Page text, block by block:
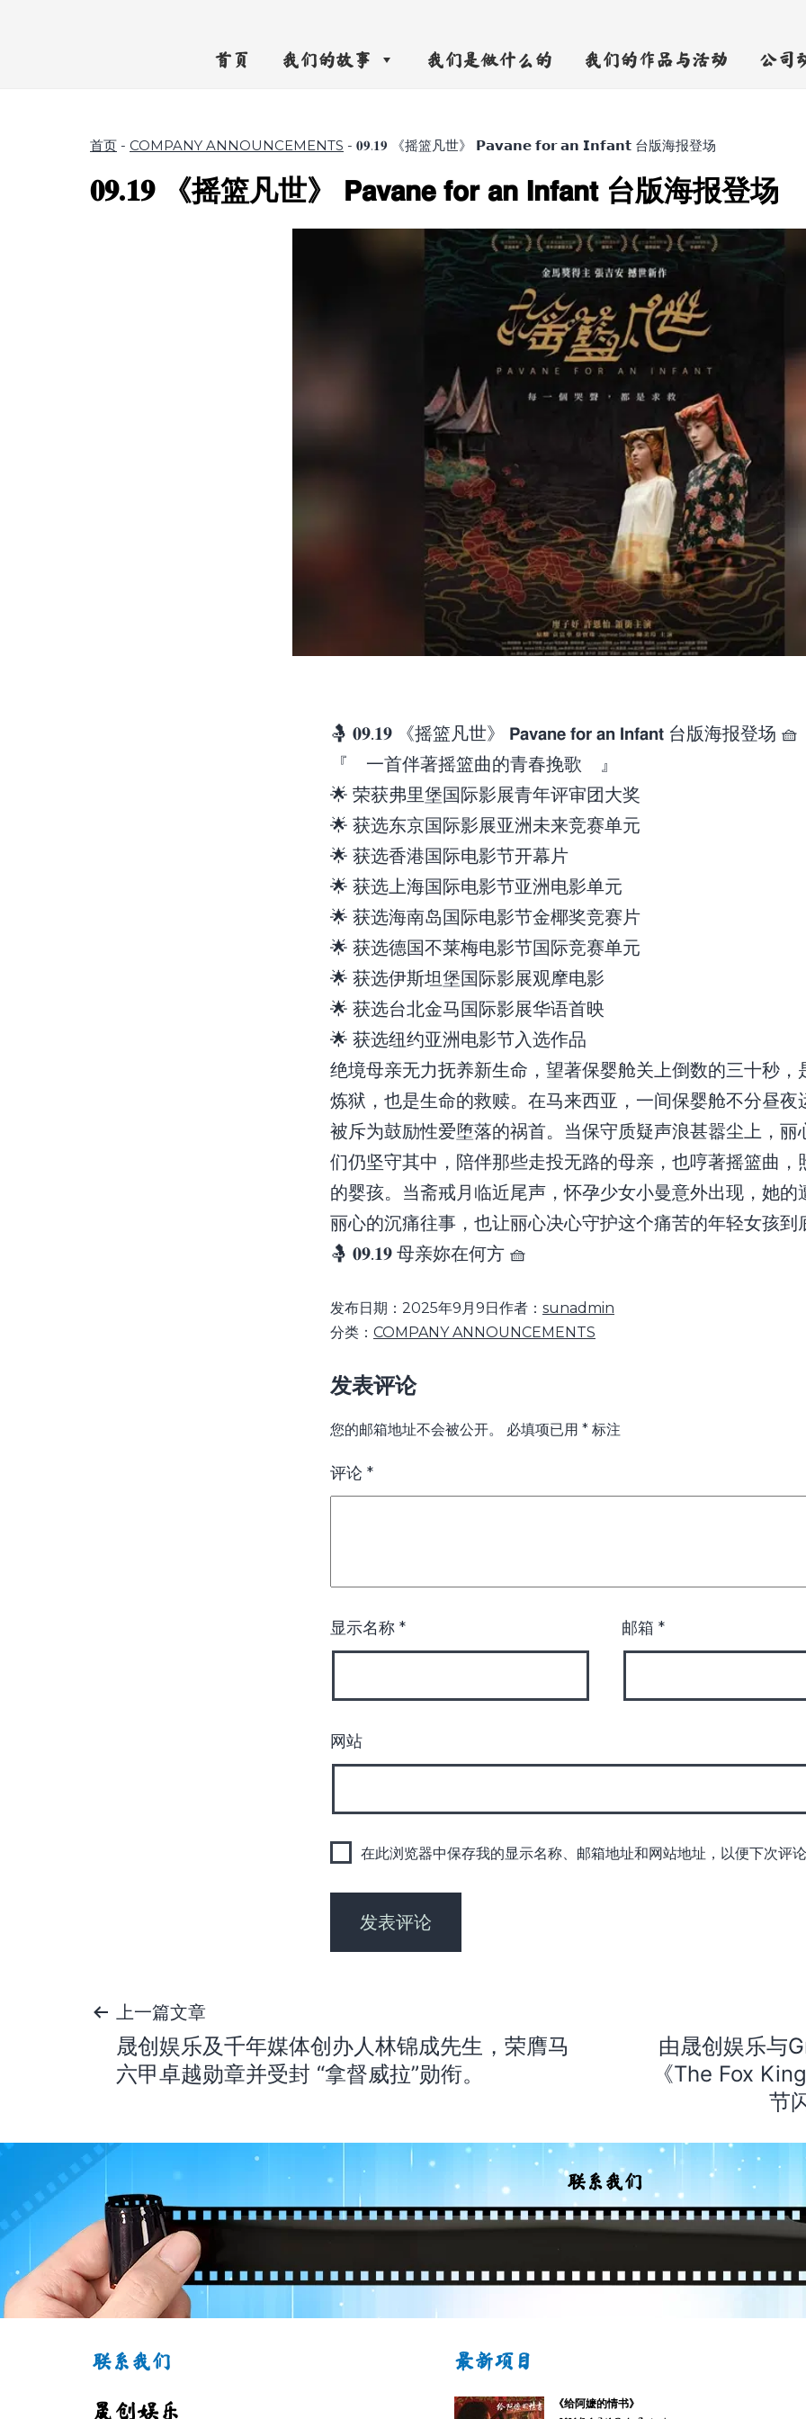
首页 我们的故事 我们是做什么的 我们的作品与活动 公司
首页 - COMPANY ANNOUNCEMENTS - 𝟎𝟗.𝟏𝟗 《摇篮凡世》 𝗣𝗮𝘃𝗮𝗻𝗲 𝗳𝗼𝗿 𝗮𝗻 𝗜𝗻𝗳𝗮𝗻𝘁 台版海报登场
𝟎𝟗.𝟏𝟗 《摇篮凡世》 𝗣𝗮𝘃𝗮𝗻𝗲 𝗳𝗼𝗿 𝗮𝗻 𝗜𝗻𝗳𝗮𝗻𝘁 台版海报登场
🤱 𝟎𝟗.𝟏𝟗 《摇篮凡世》 𝗣𝗮𝘃𝗮𝗻𝗲 𝗳𝗼𝗿 𝗮𝗻 𝗜𝗻𝗳𝗮𝗻𝘁 台版海报登场 🧺
『 一首伴著摇篮曲的青春挽歌 』
🌟 荣获弗里堡国际影展青年评审团大奖
🌟 获选东京国际影展亚洲未来竞赛单元
🌟 获选香港国际电影节开幕片
🌟 获选上海国际电影节亚洲电影单元
🌟 获选海南岛国际电影节金椰奖竞赛片
🌟 获选德国不莱梅电影节国际竞赛单元
🌟 获选伊斯坦堡国际影展观摩电影
🌟 获选台北金马国际影展华语首映
🌟 获选纽约亚洲电影节入选作品
绝境母亲无力抚养新生命，望著保婴舱关上倒数的三十秒，
炼狱，也是生命的救赎。在马来西亚，一间保婴舱不分昼夜
被斥为鼓励性爱堕落的祸首。当保守质疑声浪甚嚣尘上，丽
们仍坚守其中，陪伴那些走投无路的母亲，也哼著摇篮曲，
的婴孩。当斋戒月临近尾声，怀孕少女小曼意外出现，她的
丽心的沉痛往事，也让丽心决心守护这个痛苦的年轻女孩到
🤱 𝟎𝟗.𝟏𝟗 母亲妳在何方 🧺
发布日期： 2025年9月9日作者： sunadmin
分类： COMPANY ANNOUNCEMENTS
发表评论
您的邮箱地址不会被公开。 必填项已用 * 标注
评论 *
显示名称 * 邮箱 *
网站
在此浏览器中保存我的显示名称、邮箱地址和网站地址，以便下次评
文
章
导
航
上一篇文章
晟创娱乐及千年媒体创办人林锦成先生，荣膺马
六甲卓越勋章并受封 “拿督威拉”勋衔。
由晟创娱乐与
《The Fox
节
联系我们
联系我们
晟创娱乐
最新项目
《给阿嬷的情书》